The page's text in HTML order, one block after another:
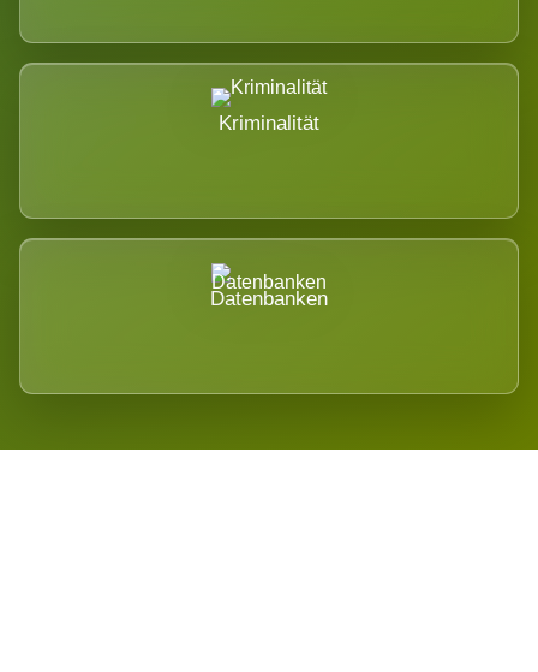
Kriminalität
Datenbanken